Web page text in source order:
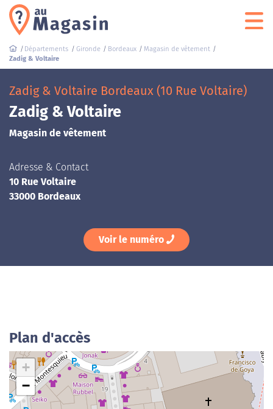
Départements Gironde Bordeaux
Magasin de vêtement
Zadig & Voltaire
Zadig & Voltaire Bordeaux (10 Rue Voltaire)
Zadig & Voltaire
Magasin de vêtement
Adresse & Contact
10 Rue Voltaire
33000 Bordeaux
Voir le numéro
Plan d'accès
+
−